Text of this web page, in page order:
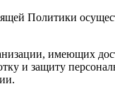
Политики
имеющих
и защиту